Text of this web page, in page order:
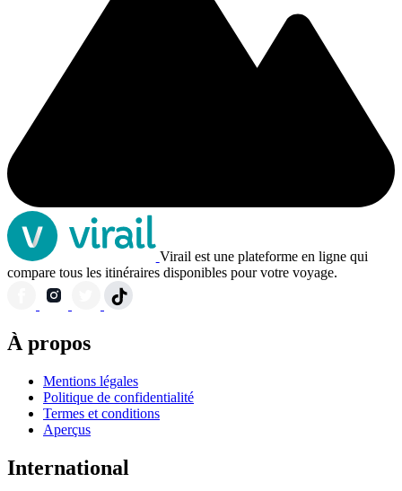
Virail est une plateforme en ligne qui
compare tous les itinéraires disponibles pour votre voyage.
À propos
Mentions légales
Politique de confidentialité
Termes et conditions
Aperçus
International